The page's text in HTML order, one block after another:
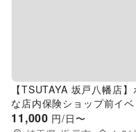
【TSUTAYA 坂戸八幡店
な店内保険ショップ前イ
11,000 円/日〜